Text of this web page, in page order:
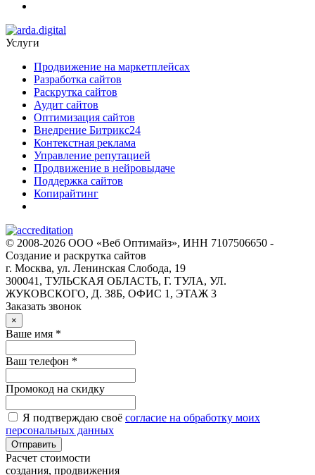
Услуги
Продвижение на маркетплейсах
Разработка сайтов
Раскрутка сайтов
Аудит сайтов
Оптимизация сайтов
Внедрение Битрикс24
Контекстная реклама
Управление репутацией
Продвижение в нейровыдаче
Поддержка сайтов
Копирайтинг
© 2008-2026 ООО «Веб Оптимайз», ИНН 7107506650 -
Создание и раскрутка сайтов
г. Москва, ул. Ленинская Слобода, 19
300041, ТУЛЬСКАЯ ОБЛАСТЬ, Г. ТУЛА, УЛ.
ЖУКОВСКОГО, Д. 38Б, ОФИС 1, ЭТАЖ 3
Заказать звонок
×
Ваше имя *
Ваш телефон *
Промокод на скидку
Я подтверждаю своё согласие на обработку моих
персональных данных
Отправить
Расчет стоимости
создания, продвижения